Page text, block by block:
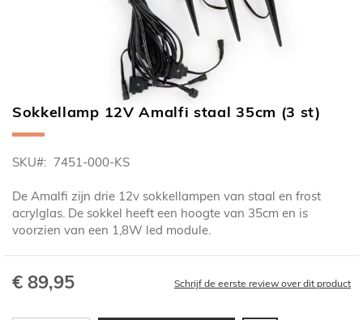
Ga
naar
begin
de
afbeeldingen-
gallerij
Sokkellamp 12V Amalfi staal 35cm (3 st)
SKU 7451-000-KS
De Amalfi zijn drie 12v sokkellampen van staal en frost
acrylglas. De sokkel heeft een hoogte van 35cm en is
voorzien van een 1,8W led module.
€ 89,95 Schrijf de eerste review over dit product